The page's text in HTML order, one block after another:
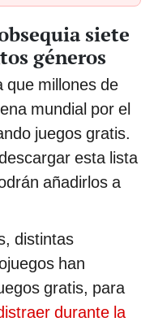
siete
géneros
que millones de
mundial por el
juegos gratis.
esta lista
añadirlos a
distintas
han
gratis, para
durante la